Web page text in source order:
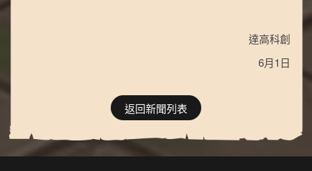
達高科創
6月1日
返回新聞列表